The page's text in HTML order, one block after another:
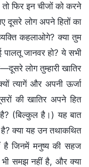
फिर इन चीजों को करने
दूसरे लोग अपने हितों का
कहलाओगे? क्या तुम
पालतू जानवर हो? ये सभी
लोग तुम्हारी खातिर
त्यागें और अपनी ऊर्जा
की खातिर अपने हित
है? (बिल्कुल है।) यह बात
क्या यह उन तथाकथित
है जिनमें मनुष्य की सहज
भी समझ नहीं है, और क्या